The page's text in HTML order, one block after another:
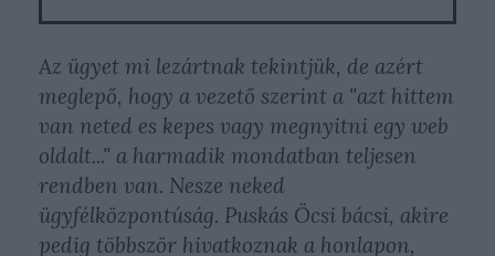
Az ügyet mi lezártnak tekintjük, de azért
meglepő, hogy a vezető szerint a "azt hittem
van neted es kepes vagy megnyitni egy web
oldalt..." a harmadik mondatban teljesen
rendben van. Nesze neked
ügyfélközpontúság. Puskás Öcsi bácsi, akire
pedig többször hivatkoznak a honlapon,